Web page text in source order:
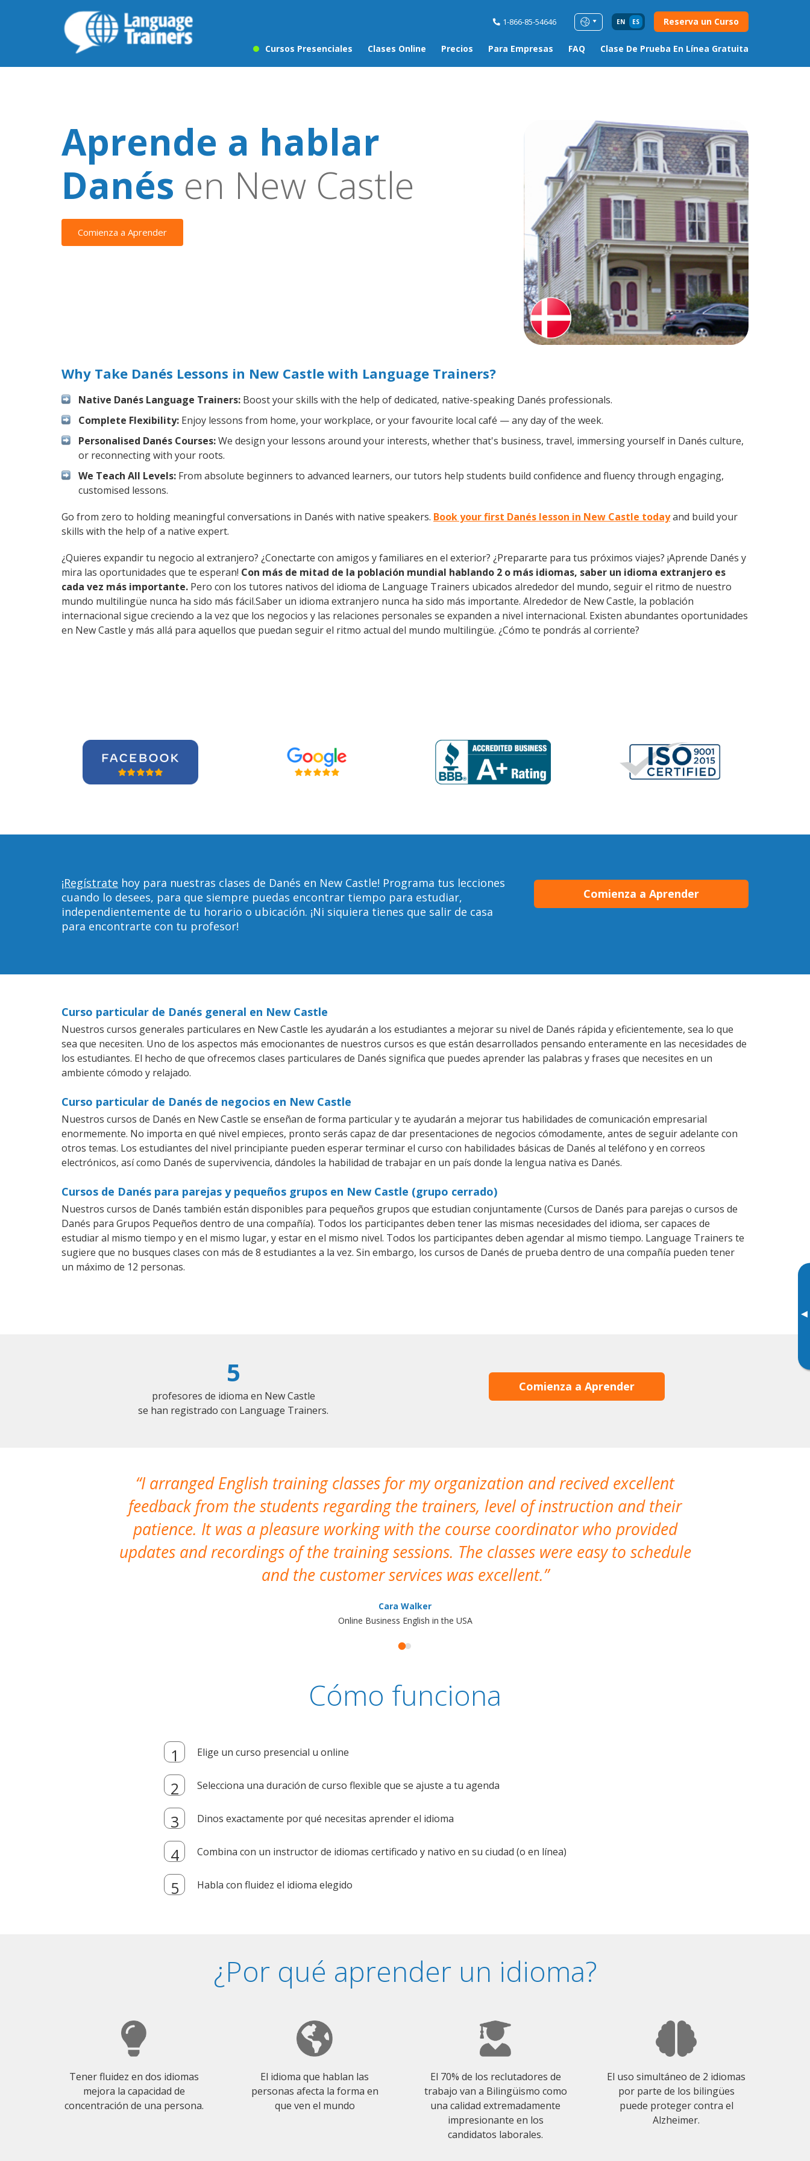
1-866-85-54646 EN ES Reserva un Curso
Cursos Presenciales Clases Online Precios Para Empresas FAQ Clase De Prueba En Línea Gratuita
▸
Aprende a hablar
Danés en New Castle
Comienza a Aprender
Why Take Danés Lessons in New Castle with Language Trainers?
Native Danés Language Trainers: Boost your skills with the help of dedicated, native-speaking Danés professionals.
Complete Flexibility: Enjoy lessons from home, your workplace, or your favourite local café — any day of the week.
Personalised Danés Courses:We design your lessons around your interests, whether that's business, travel, immersing yourself in Danés culture,
or reconnecting with your roots.
We Teach All Levels: From absolute beginners to advanced learners, our tutors help students build confidence and fluency through engaging,
customised lessons.
Go from zero to holding meaningful conversations in Danés with native speakers. Book your first Danés lesson in New Castle todayand build your
skills with the help of a native expert.
¿Quieres expandir tu negocio al extranjero? ¿Conectarte con amigos y familiares en el exterior? ¿Prepararte para tus próximos viajes? ¡Aprende Danés y
mira las oportunidades que te esperan! Con más de mitad de la población mundial hablando 2 o más idiomas, saber un idioma extranjero es
cada vez más importante. Pero con los tutores nativos del idioma de Language Trainers ubicados alrededor del mundo, seguir el ritmo de nuestro
mundo multilingüe nunca ha sido más fácil.Saber un idioma extranjero nunca ha sido más importante. Alrededor de New Castle, la población
internacional sigue creciendo a la vez que los negocios y las relaciones personales se expanden a nivel internacional. Existen abundantes oportunidades
en New Castle y más allá para aquellos que puedan seguir el ritmo actual del mundo multilingüe. ¿Cómo te pondrás al corriente?
¡Regístrate hoy para nuestras clases de Danés en New Castle! Programa tus lecciones
cuando lo desees, para que siempre puedas encontrar tiempo para estudiar,
independientemente de tu horario o ubicación. ¡Ni siquiera tienes que salir de casa
para encontrarte con tu profesor!
Comienza a Aprender
Curso particular de Danés general en New Castle
Nuestros cursos generales particulares en New Castle les ayudarán a los estudiantes a mejorar su nivel de Danés rápida y eficientemente, sea lo que
sea que necesiten. Uno de los aspectos más emocionantes de nuestros cursos es que están desarrollados pensando enteramente en las necesidades de
los estudiantes. El hecho de que ofrecemos clases particulares de Danés significa que puedes aprender las palabras y frases que necesites en un
ambiente cómodo y relajado.
Curso particular de Danés de negocios en New Castle
Nuestros cursos de Danés en New Castle se enseñan de forma particular y te ayudarán a mejorar tus habilidades de comunicación empresarial
enormemente. No importa en qué nivel empieces, pronto serás capaz de dar presentaciones de negocios cómodamente, antes de seguir adelante con
otros temas. Los estudiantes del nivel principiante pueden esperar terminar el curso con habilidades básicas de Danés al teléfono y en correos
electrónicos, así como Danés de supervivencia, dándoles la habilidad de trabajar en un país donde la lengua nativa es Danés.
Cursos de Danés para parejas y pequeños grupos en New Castle (grupo cerrado)
Nuestros cursos de Danés también están disponibles para pequeños grupos que estudian conjuntamente (Cursos de Danés para parejas o cursos de
Danés para Grupos Pequeños dentro de una compañía). Todos los participantes deben tener las mismas necesidades del idioma, ser capaces de
estudiar al mismo tiempo y en el mismo lugar, y estar en el mismo nivel. Todos los participantes deben agendar al mismo tiempo. Language Trainers te
sugiere que no busques clases con más de 8 estudiantes a la vez. Sin embargo, los cursos de Danés de prueba dentro de una compañía pueden tener
un máximo de 12 personas.
5
profesores de idioma en New Castle
se han registrado con Language Trainers.
Comienza a Aprender
I arranged English training classes for my organization and recived excellent
feedback from the students regarding the trainers, level of instruction and their
patience. It was a pleasure working with the course coordinator who provided
updates and recordings of the training sessions. The classes were easy to schedule
and the customer services was excellent.
Cara Walker
Online Business English in the USA
Cómo funciona
Elige un curso presencial u online
Selecciona una duración de curso flexible que se ajuste a tu agenda
Dinos exactamente por qué necesitas aprender el idioma
Combina con un instructor de idiomas certificado y nativo en su ciudad (o en línea)
Habla con fluidez el idioma elegido
¿Por qué aprender un idioma?
Tener fluidez en dos idiomas
mejora la capacidad de
concentración de una persona.
El idioma que hablan las
personas afecta la forma en
que ven el mundo
El 70% de los reclutadores de
trabajo van a Bilingüismo como
una calidad extremadamente
impresionante en los
candidatos laborales.
El uso simultáneo de 2 idiomas
por parte de los bilingües
puede proteger contra el
Alzheimer.